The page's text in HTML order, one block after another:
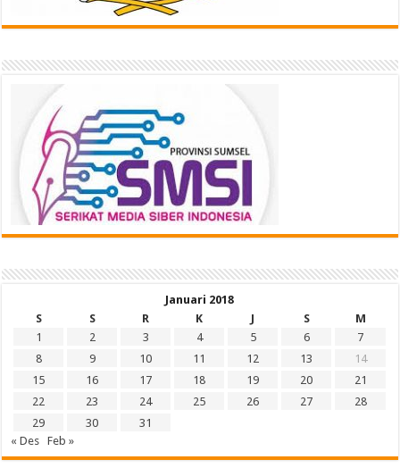
Januari 2018
S
S R K J S
M
1
2 3 4 5 6
7
8
9 10 11 12 13
14
15
16 17 18 19 20
21
22
23 24 25 26 27
28
29
30
31
« Des
Feb »